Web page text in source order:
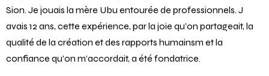
Sion. Je jouais la mère Ubu entourée de professionnels. J
avais 12 ans, cette expérience, par la joie qu’on partageait, la
qualité de la création et des rapports humainsm et la
confiance qu’on m’accordait, a été fondatrice.